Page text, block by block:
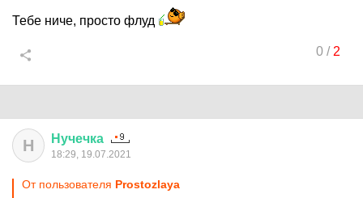
Тебе ниче, просто флуд
0/ 2
Н Нучечка
18:29, 19.07.2021
От пользователя Prostozlaya